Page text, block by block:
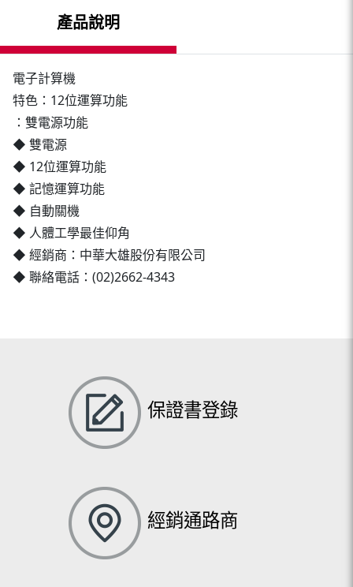
產品說明
電子計算機
特色：12位運算功能
：雙電源功能
◆ 雙電源
◆ 12位運算功能
◆ 記憶運算功能
◆ 自動關機
◆ 人體工學最佳仰角
◆ 經銷商：中華大雄股份有限公司
◆ 聯絡電話：(02)2662-4343
保證書登錄
經銷通路商